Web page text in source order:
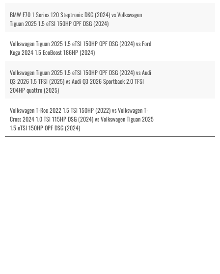
BMW F70 1 Series 120 Steptronic DKG (2024) vs Volkswagen
Tiguan 2025 1.5 eTSI 150HP OPF DSG (2024)
Volkswagen Tiguan 2025 1.5 eTSI 150HP OPF DSG (2024) vs Ford
Kuga 2024 1.5 EcoBoost 186HP (2024)
Volkswagen Tiguan 2025 1.5 eTSI 150HP OPF DSG (2024) vs Audi
Q3 2026 1.5 TFSI (2025) vs Audi Q3 2026 Sportback 2.0 TFSI
204HP quattro (2025)
Volkswagen T-Roc 2022 1.5 TSI 150HP (2022) vs Volkswagen T-
Cross 2024 1.0 TSI 115HP DSG (2024) vs Volkswagen Tiguan 2025
1.5 eTSI 150HP OPF DSG (2024)